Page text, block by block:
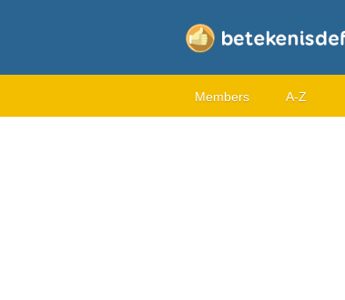
Members A-Z